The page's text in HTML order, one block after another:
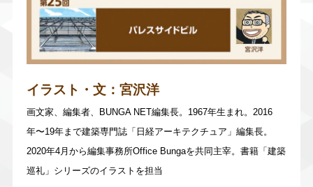
イラスト・文： 宮沢洋
画文家、編集者、BUNGA NET編集長。1967年生まれ。2016
年〜19年まで建築専門誌「日経アーキテクチュア」編集長。
2020年4月から編集事務所Office Bungaを共同主宰。書籍「建築
巡礼」シリーズのイラストを担当